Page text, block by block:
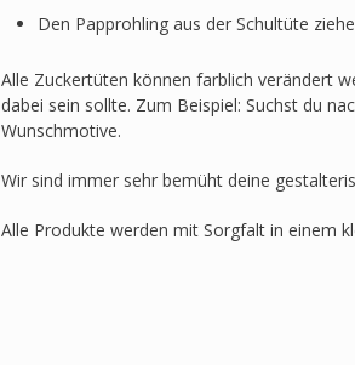
Den Papprohling aus der Schultüte
Alle Zuckertüten können farblich verändert
dabei sein sollte. Zum Beispiel: Suchst du
Wunschmotive.
Wir sind immer sehr bemüht deine
Alle Produkte werden mit Sorgfalt in einem